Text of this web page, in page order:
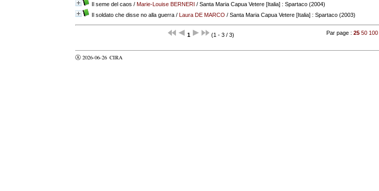
Il seme del caos / Marie-Louise BERNERI / Santa Maria Capua Vetere [Italia] : Spartaco (2004)
Il soldato che disse no alla guerra/ Laura DE MARCO / Santa Maria Capua Vetere [Italia] : Spartaco (2003)
1 (1 - 3 / 3) Par page :25 50 100
Ⓐ 2026-06-26 CIRA